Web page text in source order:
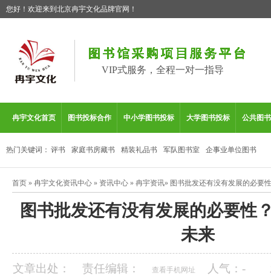
您好！欢迎来到北京冉宇文化品牌官网！
VIP式服务，全程一对一指导
冉宇文化首页 图书投标合作 中小学图书投标 大学图书投标 公共图
热门关键词： 评书 家庭书房藏书 精装礼品书 军队图书室 企事业单位图书
首页 » 冉宇文化资讯中心 » 资讯中心 » 冉宇资讯» 图书批发还有没有发展的必要
图书批发还有没有发展的必要性
未来
文章出处： 责任编辑： 查看手机网址 人气： -